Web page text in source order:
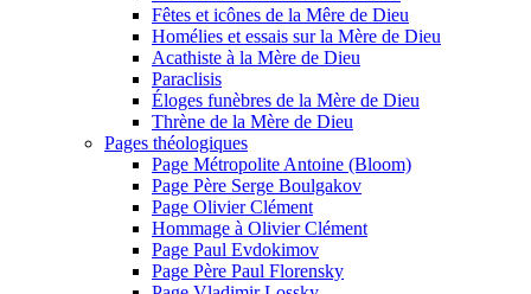
Fêtes et icônes de la Mêre de Dieu
Homélies et essais sur la Mère de Dieu
Acathiste à la Mère de Dieu
Paraclisis
Éloges funèbres de la Mère de Dieu
Thrène de la Mère de Dieu
Pages théologiques
Page Métropolite Antoine (Bloom)
Page Père Serge Boulgakov
Page Olivier Clément
Hommage à Olivier Clément
Page Paul Evdokimov
Page Père Paul Florensky